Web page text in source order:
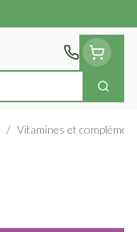
/ Vitamines et